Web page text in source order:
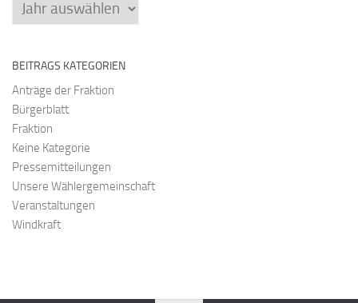
BEITRAGS KATEGORIEN
Anträge der Fraktion
Bürgerblatt
Fraktion
Keine Kategorie
Pressemitteilungen
Unsere Wählergemeinschaft
Veranstaltungen
Windkraft